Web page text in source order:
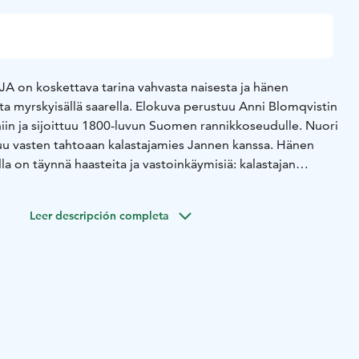
on koskettava tarina vahvasta naisesta ja hänen
myrskyisällä saarella. Elokuva perustuu Anni Blomqvistin
ja sijoittuu 1800-luvun Suomen rannikkoseudulle. Nuori
vasten tahtoaan kalastajamies Jannen kanssa. Hänen
on täynnä haasteita ja vastoinkäymisiä: kalastajan
pelkää tarttua toimeen karussa saaristossa. Maijalla ja
Leer descripción completa